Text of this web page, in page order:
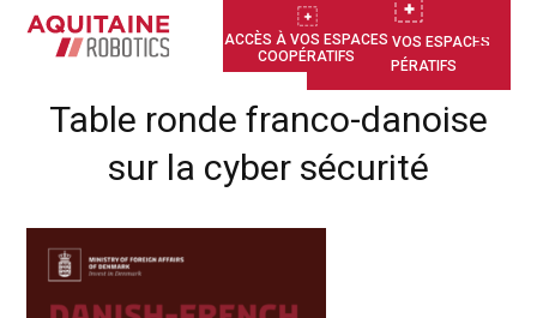
ACCÈS À VOS ESPACES
COOPÉRATIFS
ACCÈS À VOS ESPACES
COOPÉRATIFS
Table ronde franco-danoise
sur la cyber sécurité